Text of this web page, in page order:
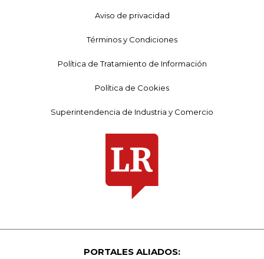
Aviso de privacidad
Términos y Condiciones
Política de Tratamiento de Información
Política de Cookies
Superintendencia de Industria y Comercio
PORTALES ALIADOS: